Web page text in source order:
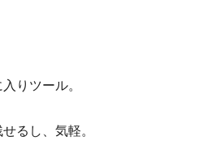
りツール。
るし、気軽。